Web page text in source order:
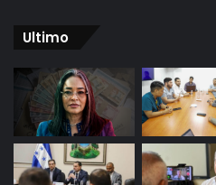
Ultimo